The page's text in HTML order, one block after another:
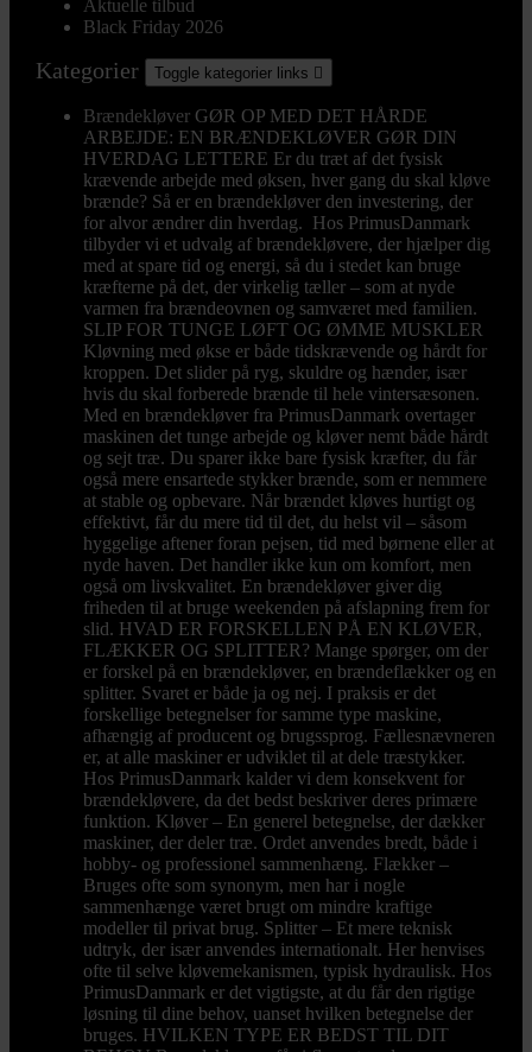
Aktuelle tilbud
Black Friday 2026
Kategorier Toggle kategorier links 
Brændekløver GØR OP MED DET HÅRDE
ARBEJDE: EN BRÆNDEKLØVER GØR DIN
HVERDAG LETTERE Er du træt af det fysisk
krævende arbejde med øksen, hver gang du skal kløve
brænde? Så er en brændekløver den investering, der
for alvor ændrer din hverdag. Hos PrimusDanmark
tilbyder vi et udvalg af brændekløvere, der hjælper dig
med at spare tid og energi, så du i stedet kan bruge
kræfterne på det, der virkelig tæller – som at nyde
varmen fra brændeovnen og samværet med familien.
SLIP FOR TUNGE LØFT OG ØMME MUSKLER
Kløvning med økse er både tidskrævende og hårdt for
kroppen. Det slider på ryg, skuldre og hænder, især
hvis du skal forberede brænde til hele vintersæsonen.
Med en brændekløver fra PrimusDanmark overtager
maskinen det tunge arbejde og kløver nemt både hårdt
og sejt træ. Du sparer ikke bare fysisk kræfter, du får
også mere ensartede stykker brænde, som er nemmere
at stable og opbevare. Når brændet kløves hurtigt og
effektivt, får du mere tid til det, du helst vil – såsom
hyggelige aftener foran pejsen, tid med børnene eller at
nyde haven. Det handler ikke kun om komfort, men
også om livskvalitet. En brændekløver giver dig
friheden til at bruge weekenden på afslapning frem for
slid. HVAD ER FORSKELLEN PÅ EN KLØVER,
FLÆKKER OG SPLITTER? Mange spørger, om der
er forskel på en brændekløver, en brændeflækker og en
splitter. Svaret er både ja og nej. I praksis er det
forskellige betegnelser for samme type maskine,
afhængig af producent og brugssprog. Fællesnævneren
er, at alle maskiner er udviklet til at dele træstykker.
Hos PrimusDanmark kalder vi dem konsekvent for
brændekløvere, da det bedst beskriver deres primære
funktion. Kløver – En generel betegnelse, der dækker
maskiner, der deler træ. Ordet anvendes bredt, både i
hobby- og professionel sammenhæng. Flækker –
Bruges ofte som synonym, men har i nogle
sammenhænge været brugt om mindre kraftige
modeller til privat brug. Splitter – Et mere teknisk
udtryk, der især anvendes internationalt. Her henvises
ofte til selve kløvemekanismen, typisk hydraulisk. Hos
PrimusDanmark er det vigtigste, at du får den rigtige
løsning til dine behov, uanset hvilken betegnelse der
bruges. HVILKEN TYPE ER BEDST TIL DIT